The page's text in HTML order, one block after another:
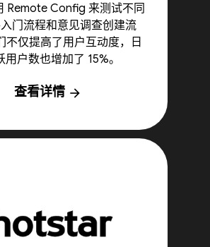
Remote Config 来测试不同
门流程和意见调查创建流
不仅提高了用户互动度，日
用户数也增加了 15%。
查看详情 arrow_forward